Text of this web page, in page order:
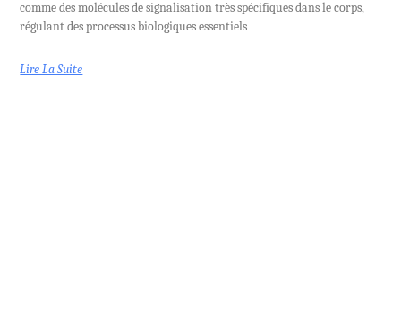
comme des molécules de signalisation très spécifiques dans le corps,
régulant des processus biologiques essentiels
Lire La Suite